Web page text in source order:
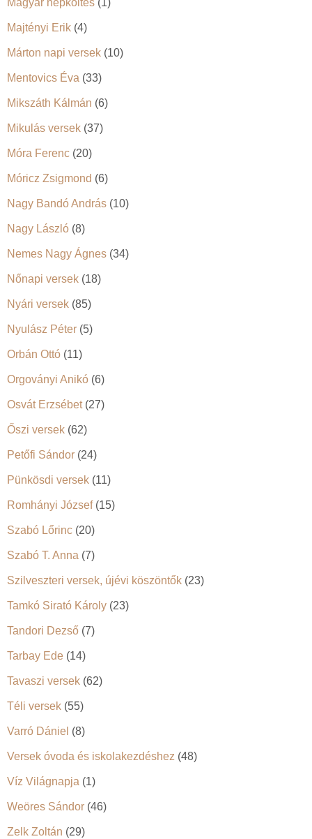
Majtényi Erik (4)
Márton napi versek (10)
Mentovics Éva (33)
Mikszáth Kálmán (6)
Mikulás versek (37)
Móra Ferenc (20)
Móricz Zsigmond (6)
Nagy Bandó András (10)
Nagy László (8)
Nemes Nagy Ágnes (34)
Nőnapi versek (18)
Nyári versek (85)
Nyulász Péter (5)
Orbán Ottó (11)
Orgoványi Anikó (6)
Osvát Erzsébet(27)
Őszi versek (62)
Petőfi Sándor (24)
Pünkösdi versek (11)
Romhányi József(15)
Szabó Lőrinc (20)
Szabó T. Anna (7)
Szilveszteri versek, újévi köszöntők (23)
Tamkó Sirató Károly (23)
Tandori Dezső (7)
Tarbay Ede (14)
Tavaszi versek (62)
Téli versek (55)
Varró Dániel (8)
Versek óvoda és iskolakezdéshez (48)
Víz Világnapja (1)
Weöres Sándor (46)
Zelk Zoltán (29)